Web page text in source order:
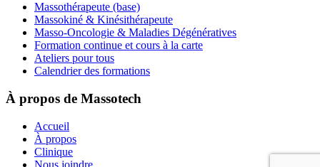
Massothérapeute (base)
Massokiné & Kinésithérapeute
Masso-Oncologie & Maladies Dégénératives
Formation continue et cours à la carte
Ateliers pour tous
Calendrier des formations
À propos de Massotech
Accueil
À propos
Clinique
Nous joindre